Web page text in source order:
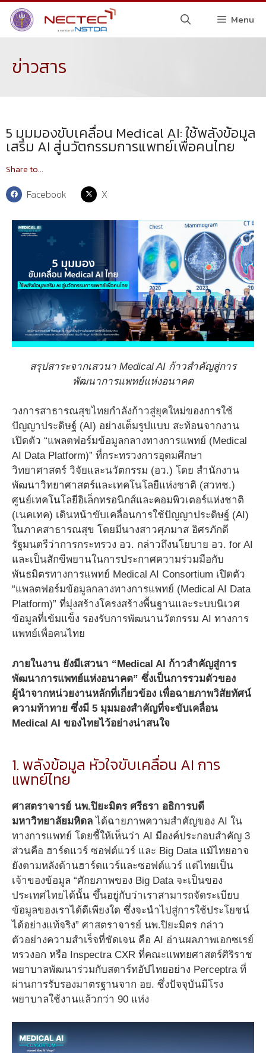
Menu
ข่าวสาร
5 มุมมองขับเคลื่อน Medical AI: ใช้พลังข้อมูล
เสริม AI สู่นวัตกรรมการแพทย์เพื่อคนไทย
Share to...
Facebook X
สรุปสาระจากเสวนา Medical AI ก้าวสำคัญสู่การ
พัฒนาการแพทย์แห่งอนาคต
วงการสาธารณสุขไทยกำลังก้าวสู่ยุคใหม่ของการใช้
ปัญญาประดิษฐ์ (AI) อย่างเต็มรูปแบบ สะท้อนจากงาน
เปิดตัว “แพลตฟอร์มข้อมูลกลางทางการแพทย์ (Medical
AI Data Platform)” ที่กระทรวงการอุดมศึกษา
วิทยาศาสตร์ วิจัยและนวัตกรรม (อว.) โดย สำนักงาน
พัฒนาวิทยาศาสตร์และเทคโนโลยีแห่งชาติ (สวทช.)
ศูนย์เทคโนโลยีอิเล็กทรอนิกส์และคอมพิวเตอร์แห่งชาติ
(เนคเทค) เดินหน้าขับเคลื่อนการใช้ปัญญาประดิษฐ์ (AI)
ในภาคสาธารณสุข โดยมีนางสาวศุภมาส อิศรภักดี
รัฐมนตรีว่าการกระทรวง อว. กล่าวถึงนโยบาย อว. for AI
และเป็นสักขีพยานในการประกาศความร่วมมือกับ
พันธมิตรทางการแพทย์ Medical AI Consortium เปิดตัว
“แพลตฟอร์มข้อมูลกลางทางการแพทย์ (Medical AI Data
Platform)” ที่มุ่งสร้างโครงสร้างพื้นฐานและระบบนิเวศ
ข้อมูลที่เข้มแข็ง รองรับการพัฒนานวัตกรรม AI ทางการ
แพทย์เพื่อคนไทย
ภายในงาน ยังมีเสวนา “Medical AI ก้าวสำคัญสู่การ
พัฒนาการแพทย์แห่งอนาคต” ซึ่งเป็นการรวมตัวของ
ผู้นำจากหน่วยงานหลักที่เกี่ยวข้อง เพื่อฉายภาพวิสัยทัศน์
ความท้าทาย ซึ่งมี 5 มุมมองสำคัญที่จะขับเคลื่อน
Medical AI ของไทยไว้อย่างน่าสนใจ
1. พลังข้อมูล หัวใจขับเคลื่อน AI การ
แพทย์ไทย
ศาสตราจารย์ นพ.ปิยะมิตร ศรีธรา อธิการบดี
มหาวิทยาลัยมหิดล ได้ฉายภาพความสำคัญของ AI ใน
ทางการแพทย์ โดยชี้ให้เห็นว่า AI มีองค์ประกอบสำคัญ 3
ส่วนคือ ฮาร์ดแวร์ ซอฟต์แวร์ และ Big Data แม้ไทยอาจ
ยังตามหลังด้านฮาร์ดแวร์และซอฟต์แวร์ แต่ไทยเป็น
เจ้าของข้อมูล “ศักยภาพของ Big Data จะเป็นของ
ประเทศไทยได้นั้น ขึ้นอยู่กับว่าเราสามารถจัดระเบียบ
ข้อมูลของเราได้ดีเพียงใด ซึ่งจะนำไปสู่การใช้ประโยชน์
ได้อย่างแท้จริง” ศาสตราจารย์ นพ.ปิยะมิตร กล่าว
ตัวอย่างความสำเร็จที่ชัดเจน คือ AI อ่านผลภาพเอกซเรย์
ทรวงอก หรือ Inspectra CXR ที่คณะแพทยศาสตร์ศิริราช
พยาบาลพัฒนาร่วมกับสตาร์ทอัปไทยอย่าง Perceptra ที่
ผ่านการรับรองมาตรฐานจาก อย. ซึ่งปัจจุบันมีโรง
พยาบาลใช้งานแล้วกว่า 90 แห่ง